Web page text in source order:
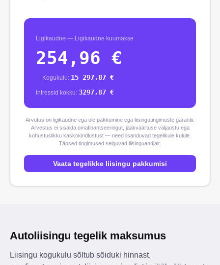
Ligikaudne — Ligikaudne kuumakse
254,96 €
Kogukulu: 15 297,87 €
Intressid kokku: 3297,87 €
Arvutus on ligikaudne ega ole pakkumine ega liisingutingimuste garantii.
Arvestus ei sisalda omafinantseeringut, jääkväärtuse väljaostu ega
kohustuslikku kaskokindlustust — need lisanduvad tegelikule kulule.
Täpsed tingimused selguvad liisinguandjalt.
Vaata tegelikke liisingu pakkumisi
Autoliisingu tegelik maksumus
Liisingu kogukulu sõltub sõiduki hinnast,